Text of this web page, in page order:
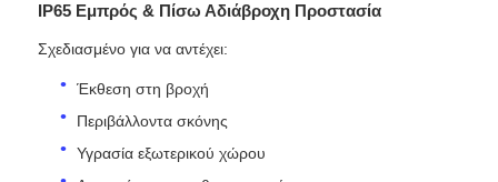
IP65 Εμπρός & Πίσω Αδιάβροχη Προστασία
Σχεδιασμένο για να αντέχει:
Έκθεση στη βροχή
Περιβάλλοντα σκόνης
Υγρασία εξωτερικού χώρου